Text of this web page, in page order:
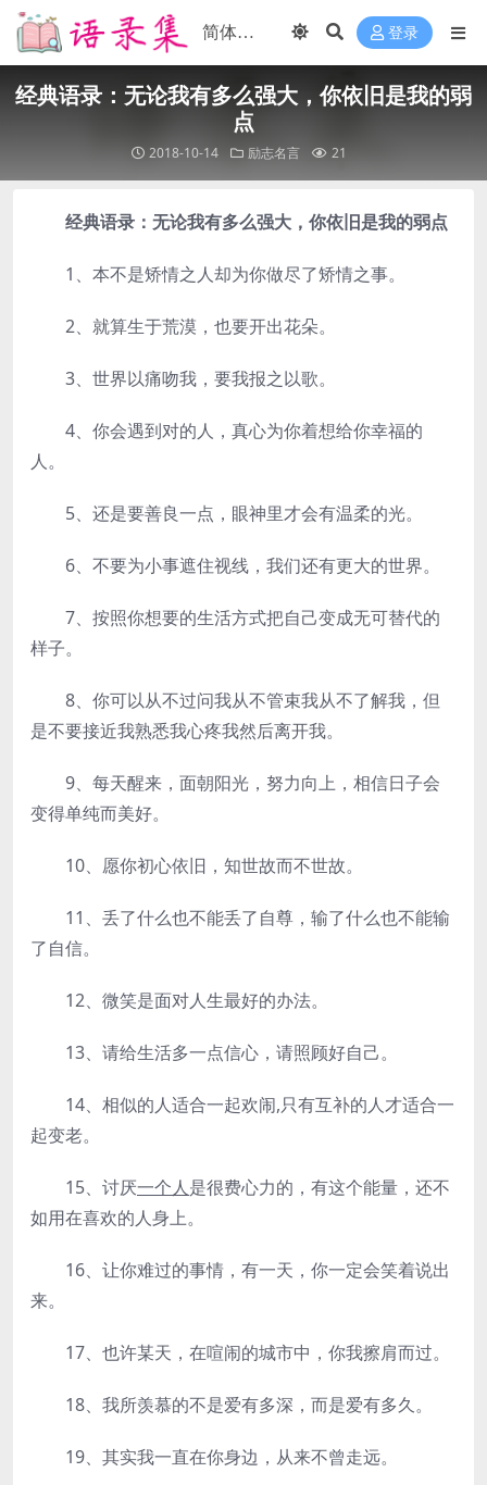
登录
经典语录：无论我有多么强大，你依旧是我的弱
点
2018-10-14 励志名言 21
经典语录：无论我有多么强大，你依旧是我的弱点
1、本不是矫情之人却为你做尽了矫情之事。
2、就算生于荒漠，也要开出花朵。
3、世界以痛吻我，要我报之以歌。
4、你会遇到对的人，真心为你着想给你幸福的
人。
5、还是要善良一点，眼神里才会有温柔的光。
6、不要为小事遮住视线，我们还有更大的世界。
7、按照你想要的生活方式把自己变成无可替代的
样子。
8、你可以从不过问我从不管束我从不了解我，但
是不要接近我熟悉我心疼我然后离开我。
9、每天醒来，面朝阳光，努力向上，相信日子会
变得单纯而美好。
10、愿你初心依旧，知世故而不世故。
11、丢了什么也不能丢了自尊，输了什么也不能输
了自信。
12、微笑是面对人生最好的办法。
13、请给生活多一点信心，请照顾好自己。
14、相似的人适合一起欢闹,只有互补的人才适合一
起变老。
15、讨厌一个人是很费心力的，有这个能量，还不
如用在喜欢的人身上。
16、让你难过的事情，有一天，你一定会笑着说出
来。
17、也许某天，在喧闹的城市中，你我擦肩而过。
18、我所羡慕的不是爱有多深，而是爱有多久。
19、其实我一直在你身边，从来不曾走远。